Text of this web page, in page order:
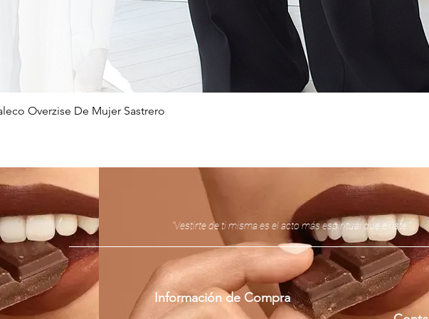
Overzise De Mujer Sastrero
“Vestirte de ti misma es el acto más espiritual que existe.”
Información de Compra